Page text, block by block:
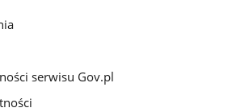
serwisu Gov.pl